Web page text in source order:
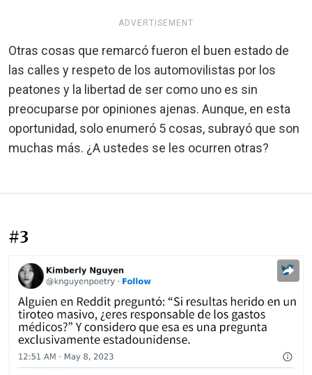
ADVERTISEMENT
Otras cosas que remarcó fueron el buen estado de
las calles y respeto de los automovilistas por los
peatones y la libertad de ser como uno es sin
preocuparse por opiniones ajenas. Aunque, en esta
oportunidad, solo enumeró 5 cosas, subrayó que son
muchas más. ¿A ustedes se les ocurren otras?
#3